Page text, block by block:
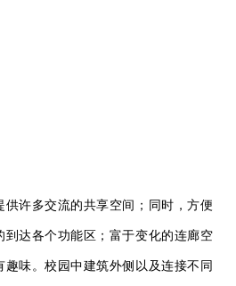
许多交流的共享空间；同时，方便
到达各个功能区；富于变化的连廊空
味。校园中建筑外侧以及连接不同